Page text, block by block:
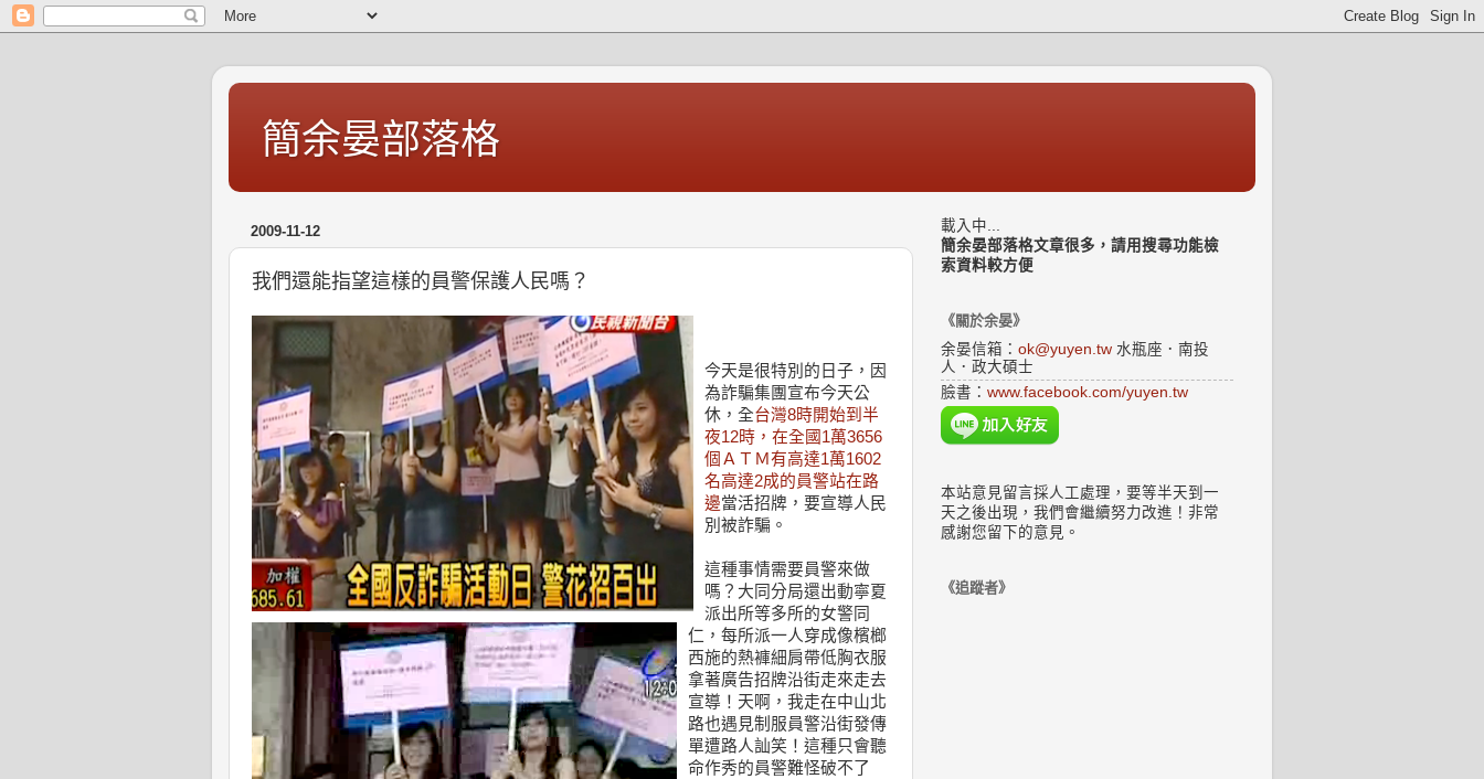
簡余晏部落格
2009-11-12
我們還能指望這樣的員警保護人民嗎？
今天是很特別的日子，因
為詐騙集團宣布今天公
休，全台灣8時開始到半
夜12時，在全國1萬3656
個ＡＴＭ有高達1萬1602
名高達2成的員警站在路
邊當活招牌，要宣導人民
別被詐騙。
這種事情需要員警來做
嗎？大同分局還出動寧夏
派出所等多所的女警同
仁，每所派一人穿成像檳榔
西施的熱褲細肩帶低胸衣服
拿著廣告招牌沿街走來走去
宣導！天啊，我走在中山北
路也遇見制服員警沿街發傳
單遭路人訕笑！這種只會聽
命作秀的員警難怪破不了
載入中...
簡余晏部落格文章很多，請用搜尋功能檢
索資料較方便
《關於余晏》
余晏信箱： ok@yuyen.tw 水瓶座．南投
人．政大碩士
臉書： www.facebook.com/yuyen.tw
本站意見留言採人工處理，要等半天到一
天之後出現，我們會繼續努力改進！非常
感謝您留下的意見。
《追蹤者》